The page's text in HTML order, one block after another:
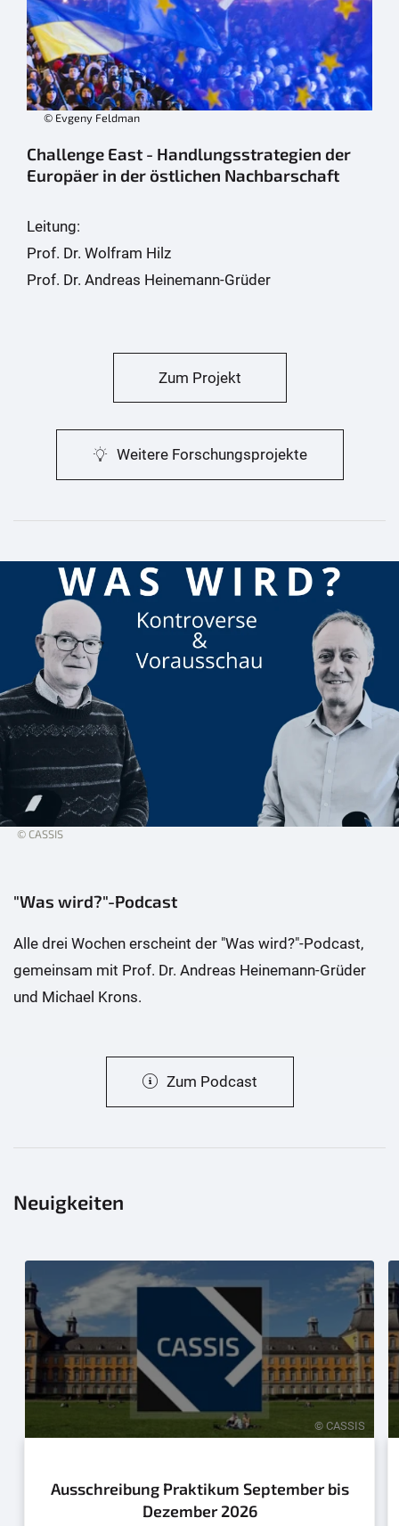
© Evgeny Feldman
Challenge East - Handlungsstrategien der
Europäer in der östlichen Nachbarschaft
Leitung:
Prof. Dr. Wolfram Hilz
Prof. Dr. Andreas Heinemann-Grüder
Zum Projekt
Weitere Forschungsprojekte
© CASSIS
"Was wird?"-Podcast
Alle drei Wochen erscheint der "Was wird?"-Podcast,
gemeinsam mit Prof. Dr. Andreas Heinemann-Grüder
und Michael Krons.
Zum Podcast
Neuigkeiten
© CASSIS
Ausschreibung Praktikum September bis
Dezember 2026